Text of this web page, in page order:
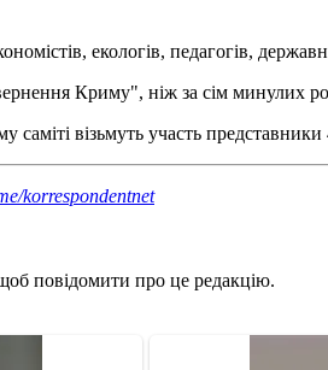
екологів, педагогів,
Криму", ніж за сім минулих
саміті візьмуть участь
korrespondentnet
повідомити про це редакцію.